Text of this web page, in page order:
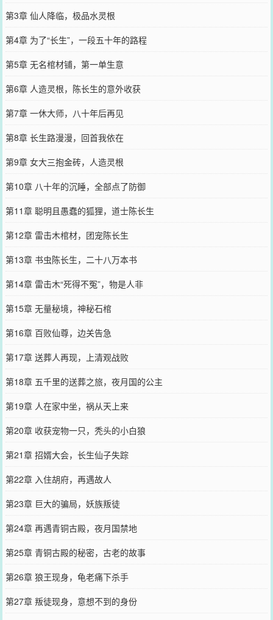
第3章 仙人降临，极品水灵根
第4章 为了“长生”，一段五十年的路程
第5章 无名棺材铺，第一单生意
第6章 人造灵根，陈长生的意外收获
第7章 一休大师，八十年后再见
第8章 长生路漫漫，回首我依在
第9章 女大三抱金砖，人造灵根
第10章 八十年的沉睡，全部点了防御
第11章 聪明且愚蠢的狐狸，道士陈长生
第12章 雷击木棺材，团宠陈长生
第13章 书虫陈长生，二十八万本书
第14章 雷击木“死得不冤”，物是人非
第15章 无量秘境，神秘石棺
第16章 百败仙尊，边关告急
第17章 送葬人再现，上清观战败
第18章 五千里的送葬之旅，夜月国的公主
第19章 人在家中坐，祸从天上来
第20章 收获宠物一只，秃头的小白狼
第21章 招婿大会，长生仙子失踪
第22章 入住胡府，再遇故人
第23章 巨大的骗局，妖族叛徒
第24章 再遇青铜古殿，夜月国禁地
第25章 青铜古殿的秘密，古老的故事
第26章 狼王现身，龟老痛下杀手
第27章 叛徒现身，意想不到的身份